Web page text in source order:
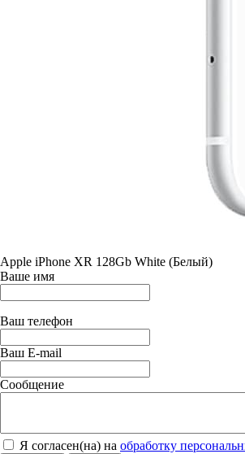
Apple iPhone XR 128Gb White (Белый)
Ваше имя
Ваш телефон
Ваш E-mail
Сообщение
Я согласен(на) на обработку